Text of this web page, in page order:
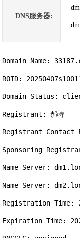
DNS服务器:
Domain Name:
ROID:
Domain Status:
Registrant: 郝特
Registrant Contact
Sponsoring Registrar:
Name Server:
Name Server:
Registration Time:
Expiration Time: